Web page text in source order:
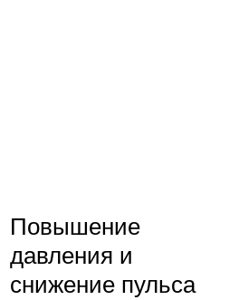
Повышение
давления и
снижение пульса